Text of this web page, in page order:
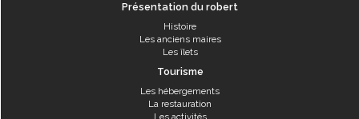
Présentation du robert
Histoire
Les anciens maires
Les îlets
Tourisme
Les hébergements
La restauration
Les activités